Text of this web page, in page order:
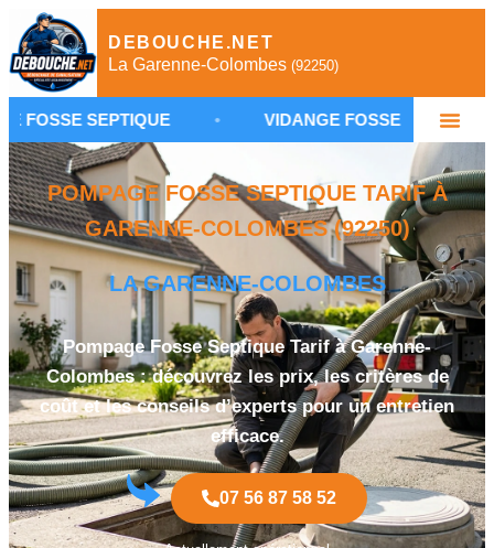
DEBOUCHE.NET
La Garenne-Colombes (92250)
• VIDANGE FOSSE SEPTIQUE GARENNE-
POMPAGE FOSSE SEPTIQUE TARIF À
GARENNE-COLOMBES (92250)
LA GARENNE-COLOMBES
Pompage Fosse Septique Tarif à Garenne-
Colombes : découvrez les prix, les critères de
coût et les conseils d’experts pour un entretien
efficace.
07 56 87 58 52